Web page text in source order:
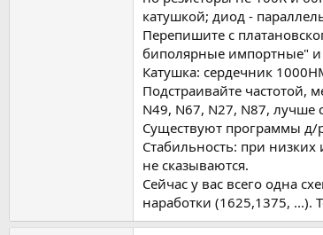
катушкой; диод -
Перепишите с
биполярные импортные" и
Катушка: сердечник
Подстраивайте
N49, N67, N27, N87,
Существуют программы д/
Стабильность: при
не сказываются.
Сейчас у вас всего одна
наработки (1625,1375, ...).